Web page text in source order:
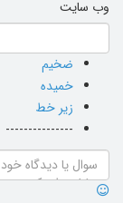
وب سایت
ضخیم
خمیده
زیر خط
---------------